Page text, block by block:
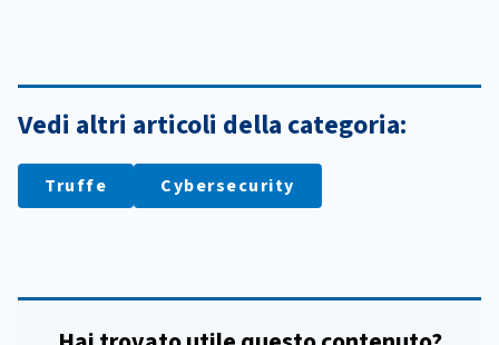
Vedi altri articoli della categoria:
Truffe Cybersecurity